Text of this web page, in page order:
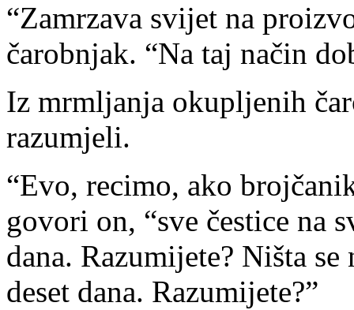
“Zamrzava svijet na
čarobnjak. “Na taj način
Iz mrmljanja okupljenih
razumjeli.
“Evo, recimo, ako
govori on, “sve čestice na
dana. Razumijete? Ništa se
deset dana. Razumijete?”